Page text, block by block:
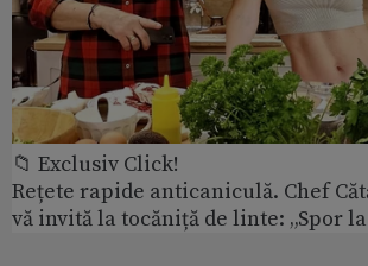
📁 Exclusiv Click!
Rețete rapide anticaniculă. Chef
vă invită la tocăniță de linte: „Spor